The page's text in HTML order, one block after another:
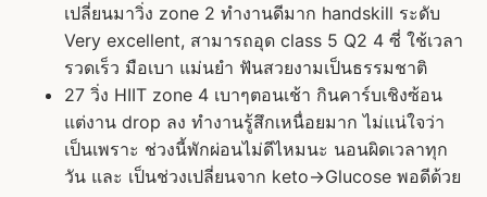
เปลี่ยนมาวิ่ง zone 2 ทำงานดีมาก handskill ระดับ
Very excellent, สามารถอุด class 5 Q2 4 ซี่ ใช้เวลา
รวดเร็ว มือเบา แม่นยำ ฟันสวยงามเป็นธรรมชาติ
27 วิ่ง HIIT zone 4 เบาๆตอนเช้า กินคาร์บเชิงซ้อน
แต่งาน drop ลง ทำงานรู้สึกเหนื่อยมาก ไม่แน่ใจว่า
เป็นเพราะ ช่วงนี้พักผ่อนไม่ดีไหมนะ นอนผิดเวลาทุก
วัน และ เป็นช่วงเปลี่ยนจาก keto->Glucose พอดีด้วย